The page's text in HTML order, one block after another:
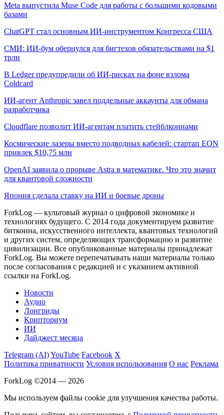
Meta выпустила Muse Code для работы с большими кодовыми
базами
ChatGPT стал основным ИИ-инструментом Конгресса США
СМИ: ИИ-бум обернулся для бигтехов обязательствами на $1
трлн
В Ledger предупредили об ИИ-рисках на фоне взлома
Coldcard
ИИ-агент Anthropic завел поддельные аккаунты для обмана
разработчика
Cloudflare позволит ИИ-агентам платить стейблкоинами
Космические лазеры вместо подводных кабелей: стартап EON
привлек $10,75 млн
OpenAI заявила о прорыве Astra в математике. Что это значит
для квантовой сложности
Япония сделала ставку на ИИ и боевые дроны
ForkLog — культовый журнал о цифровой экономике и
технологиях будущего. С 2014 года документируем развитие
биткоина, искусственного интеллекта, квантовых технологий
и других систем, определяющих трансформацию и развитие
цивилизации. Все опубликованные материалы принадлежат
ForkLog. Вы можете перепечатывать наши материалы только
после согласования с редакцией и с указанием активной
ссылки на ForkLog.
Новости
Аудио
Лонгриды
Крипториум
ИИ
Дайджест месяца
Telegram (AI)YouTube Facebook X
Политика приватности Условия использования О нас Реклама
ForkLog ©2014 — 2026
Мы используем файлы cookie для улучшения качества работы.